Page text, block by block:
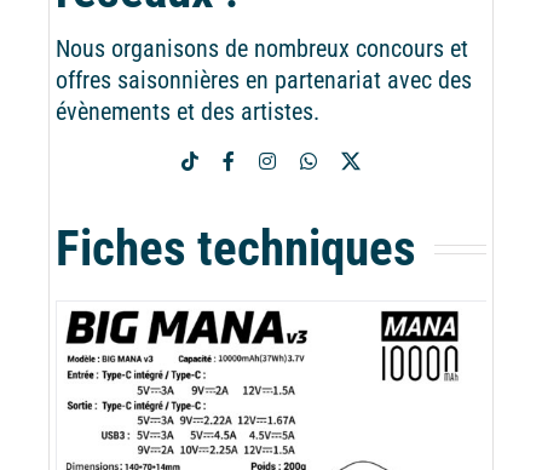
Nous organisons de nombreux concours et
offres saisonnières en partenariat avec des
évènements et des artistes.
Fiches techniques